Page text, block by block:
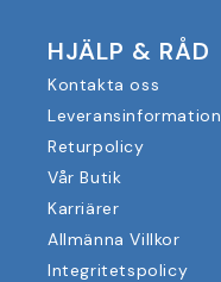
HJÄLP & RÅD
Kontakta oss
Leveransinformation
Returpolicy
Vår Butik
Karriärer
Allmänna Villkor
Integritetspolicy